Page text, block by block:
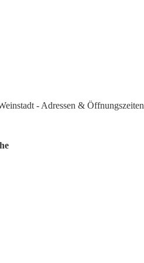
- Adressen & Öffnungszeiten